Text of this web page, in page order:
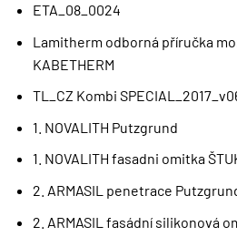
ETA_08_0024
Lamitherm odborná příručka
KABETHERM
TL_CZ Kombi
1. NOVALITH Putzgrund
1. NOVALITH fasadni omitka
2. ARMASIL penetrace
2. ARMASIL fasádní silikonová